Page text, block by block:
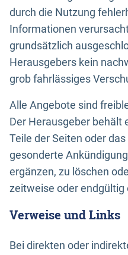
durch die Nutzung
Informationen
grundsätzlich
Herausgebers kein
grob fahrlässiges
Alle Angebote sind
Der Herausgeber behält
Teile der Seiten oder
gesonderte
ergänzen, zu löschen
zeitweise oder endgültig
Verweise und Links
Bei direkten oder